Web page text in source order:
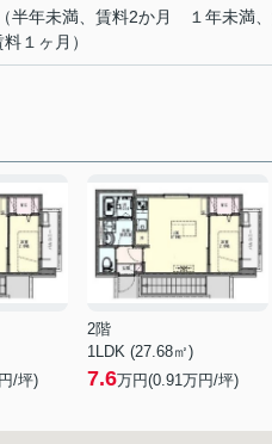
半年未満、賃料2か月 １年未満
１ヶ月）
/坪)
2階
1LDK (27.68㎡)
7.6万円(0.91万円/坪)